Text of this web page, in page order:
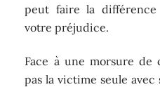
peut faire la différence
votre préjudice.
Face à une morsure de
pas la victime seule